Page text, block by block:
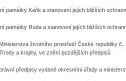
památky Kaňk a stanovení jejích bližších
památky Ruda a stanovení jejích bližších
životního prostředí České republiky
a krajiny, ve znění pozdějších předpisů
předpisy vydané okresními úřady a